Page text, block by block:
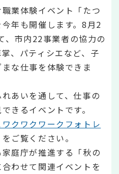
業体験イベント「たつ
年も開催します。8月2
、市内22事業者の協力の
、パティシエなど、子
な仕事を体験できま
あいを通して、仕事の
きるイベントです。
クワクワークフォトレ
をご覧ください。
庭庁が推進する「秋の
わせて関連イベントを